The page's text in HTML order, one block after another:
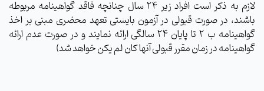
لازم به ذکر است افراد زیر 24 سال چنانچه فاقد گواهینامه مربوطه
باشند، در صورت قبولی در آزمون بایستی تعهد محضری مبنی بر اخذ
گواهینامه ب 2 تا پایان 24 سالگی ارائه نمایند و در صورت عدم ارائه
گواهینامه در زمان مقرر قبولی آنها کان لم یکن خواهد شد)